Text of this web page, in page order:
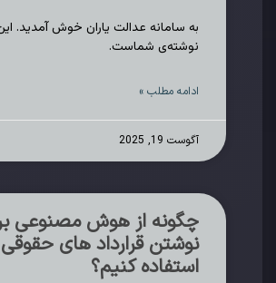
به سامانه عدالت یاران خوش آمدید.‌
نوشته‌‌ی شماست.
ادامه مطلب »
آگوست 19, 2025
چگونه از هوش مصنوعی
نوشتن قرارداد های حقوقی
استفاده کنیم؟